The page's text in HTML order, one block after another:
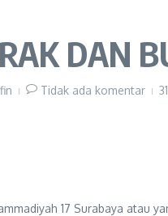
DAN
Tidak ada komentar
17 Surabaya atau